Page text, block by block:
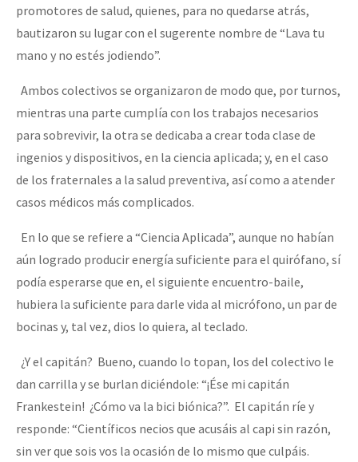
promotores de salud, quienes, para no quedarse atrás,
bautizaron su lugar con el sugerente nombre de “Lava tu
mano y no estés jodiendo”.
Ambos colectivos se organizaron de modo que, por turnos,
mientras una parte cumplía con los trabajos necesarios
para sobrevivir, la otra se dedicaba a crear toda clase de
ingenios y dispositivos, en la ciencia aplicada; y, en el caso
de los fraternales a la salud preventiva, así como a atender
casos médicos más complicados.
En lo que se refiere a “Ciencia Aplicada”, aunque no habían
aún logrado producir energía suficiente para el quirófano, sí
podía esperarse que en, el siguiente encuentro-baile,
hubiera la suficiente para darle vida al micrófono, un par de
bocinas y, tal vez, dios lo quiera, al teclado.
¿Y el capitán? Bueno, cuando lo topan, los del colectivo le
dan carrilla y se burlan diciéndole: “¡Ése mi capitán
Frankestein! ¿Cómo va la bici biónica?”. El capitán ríe y
responde: “Científicos necios que acusáis al capi sin razón,
sin ver que sois vos la ocasión de lo mismo que culpáis.